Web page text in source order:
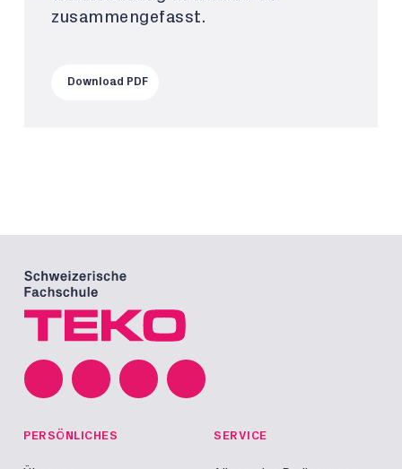
zusammengefasst.
Download PDF
PERSÖNLICHES SERVICE